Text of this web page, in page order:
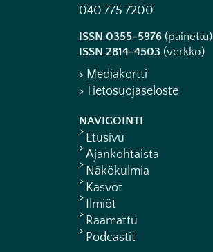
040 775 7200
ISSN 0355-5976 (painettu)
ISSN 2814-4503 (verkko)
> Mediakortti
> Tietosuojaseloste
NAVIGOINTI
Etusivu
Ajankohtaista
Näkökulmia
Kasvot
Ilmiöt
Raamattu
Podcastit